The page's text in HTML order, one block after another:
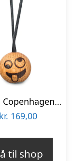
Spring Copenhagen Emotions® Silly Nøglering
kr. 169,00
til shop